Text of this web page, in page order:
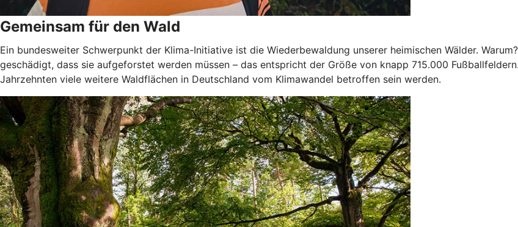
Gemeinsam für den Wald
Ein bundesweiter Schwerpunkt der Klima-Initiative ist die Wiederbewaldung unserer heimischen Wälder.
geschädigt, dass sie aufgeforstet werden müssen – das entspricht der Größe von knapp 715.000
Jahrzehnten viele weitere Waldflächen in Deutschland vom Klimawandel betroffen sein werden.